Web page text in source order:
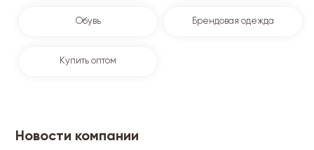
Обувь Брендовая одежда
Купить оптом
Новости компании